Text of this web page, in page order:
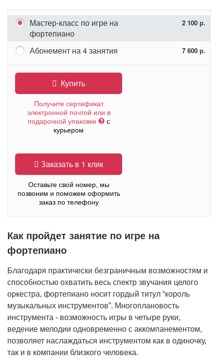
Мастер-класс по игре на
фортепиано
2 100 р.
Абонемент на 4 занятия 7 600 р.
Купить
Получите сертификат
электронной почтой или в
подарочной упаковке
с
курьером
Заказать в 1 клик
Оставьте свой номер, мы
позвоним и поможем оформить
заказ по телефону
Как пройдет занятие по игре на
фортепиано
Благодаря практически безграничным возможностям и
способностью охватить весь спектр звучания целого
оркестра, фортепиано носит гордый титул “король
музыкальных инструментов”. Многоплановость
инструмента - возможность игры в четыре руки,
ведение мелодии одновременно с аккомпанементом,
позволяет наслаждаться инструментом как в одиночку,
так и в компании близкого человека.